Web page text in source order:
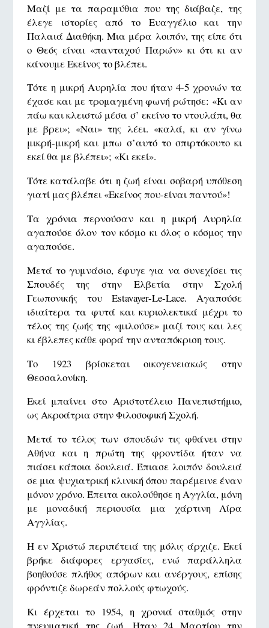
Μαζί με τα παραμύθια που της διάβαζε, της
έλεγε ιστορίες από το Ευαγγέλιο και την
Παλαιά Διαθήκη. Μια μέρα λοιπόν, της είπε ότι
ο Θεός είναι «πανταχού Παρών» κι ότι κι αν
κάνουμε Εκείνος το βλέπει.
Τότε η μικρή Αυρηλία που ήταν 4-5 χρονών τα
έχασε και με τρομαγμένη φωνή ρώτησε: «Κι αν
πάω και κλειστώ μέσα σ’ εκείνο το ντουλάπι, θα
με βρει»; «Ναι» της λέει. «καλά, κι αν γίνω
μικρή-μικρή και μπω σ’αυτό το σπιρτόκουτο κι
εκεί θα με βλέπει»; «Κι εκεί».
Τότε κατάλαβε ότι η ζωή είναι σοβαρή υπόθεση
γιατί μας βλέπει «Εκείνος που-είναι παντού»!
Τα χρόνια περνούσαν και η μικρή Αυρηλία
αγαπούσε όλον τον κόσμο κι όλος ο κόσμος την
αγαπούσε.
Μετά το γυμνάσιο, έφυγε για να συνεχίσει τις
Σπουδές της στην Ελβετία στην Σχολή
Γεωπονικής του Estavayer-Le-Lace. Αγαπούσε
ιδιαίτερα τα φυτά και κυριολεκτικά μέχρι το
τέλος της ζωής της «μιλούσε» μαζί τους και λες
κι έβλεπες κάθε φορά την ανταπόκριση τους.
Το 1923 βρίσκεται οικογενειακώς στην
Θεσσαλονίκη.
Εκεί μπαίνει στο Αριστοτέλειο Πανεπιστήμιο,
ως Ακροάτρια στην Φιλοσοφική Σχολή.
Μετά το τέλος των σπουδών τις φθάνει στην
Αθήνα και η πρώτη της φροντίδα ήταν να
πιάσει κάποια δουλειά. Έπιασε λοιπόν δουλειά
σε μια ψυχιατρική κλινική όπου παρέμεινε έναν
μόνον χρόνο. Έπειτα ακολούθησε η Αγγλία, μόνη
με μοναδική περιουσία μια χάρτινη Λίρα
Αγγλίας.
Η εν Χριστώ περιπέτειά της μόλις άρχιζε. Εκεί
βρήκε διάφορες εργασίες, ενώ παράλληλα
βοηθούσε πλήθος απόρων και ανέργους, επίσης
φρόντιζε δωρεάν πολλούς φτωχούς.
Κι έρχεται το 1954, η χρονιά σταθμός στην
πνευματική της ζωή. Ήταν 24 Μαρτίου την